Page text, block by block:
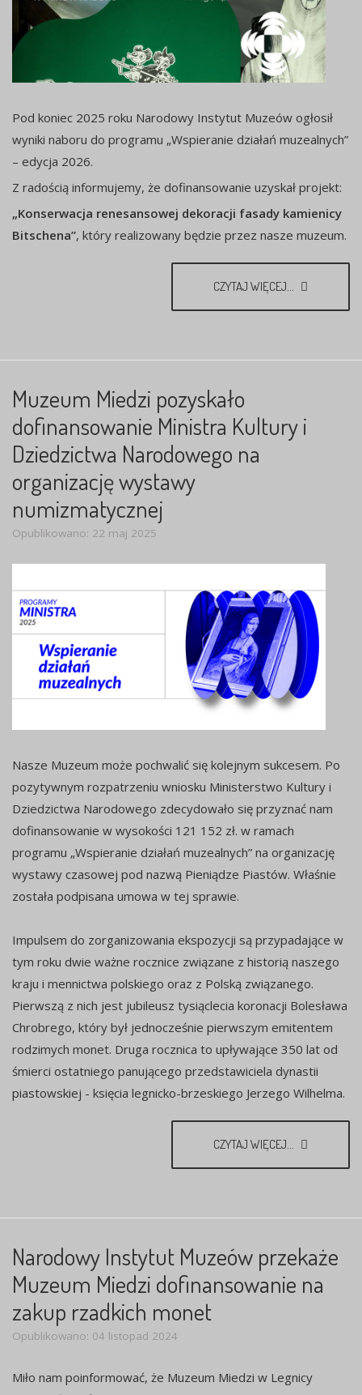
Pod koniec 2025 roku Narodowy Instytut Muzeów ogłosił
wyniki naboru do programu „Wspieranie działań muzealnych”
– edycja 2026.
Z radością informujemy, że dofinansowanie uzyskał projekt:
„Konserwacja renesansowej dekoracji fasady kamienicy
Bitschena”, który realizowany będzie przez nasze muzeum.
CZYTAJ WIĘCEJ...
Muzeum Miedzi pozyskało
dofinansowanie Ministra Kultury i
Dziedzictwa Narodowego na
organizację wystawy
numizmatycznej
Opublikowano: 22 maj 2025
Nasze Muzeum może pochwalić się kolejnym sukcesem. Po
pozytywnym rozpatrzeniu wniosku Ministerstwo Kultury i
Dziedzictwa Narodowego zdecydowało się przyznać nam
dofinansowanie w wysokości 121 152 zł. w ramach
programu „Wspieranie działań muzealnych” na organizację
wystawy czasowej pod nazwą Pieniądze Piastów. Właśnie
została podpisana umowa w tej sprawie.
Impulsem do zorganizowania ekspozycji są przypadające w
tym roku dwie ważne rocznice związane z historią naszego
kraju i mennictwa polskiego oraz z Polską związanego.
Pierwszą z nich jest jubileusz tysiąclecia koronacji Bolesława
Chrobrego, który był jednocześnie pierwszym emitentem
rodzimych monet. Druga rocznica to upływające 350 lat od
śmierci ostatniego panującego przedstawiciela dynastii
piastowskiej - księcia legnicko-brzeskiego Jerzego Wilhelma.
CZYTAJ WIĘCEJ...
Narodowy Instytut Muzeów przekaże
Muzeum Miedzi dofinansowanie na
zakup rzadkich monet
Opublikowano: 04 listopad 2024
Miło nam poinformować, że Muzeum Miedzi w Legnicy